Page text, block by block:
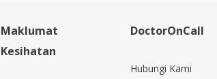
Maklumat
Kesihatan
DoctorOnCall
Hubungi Kami